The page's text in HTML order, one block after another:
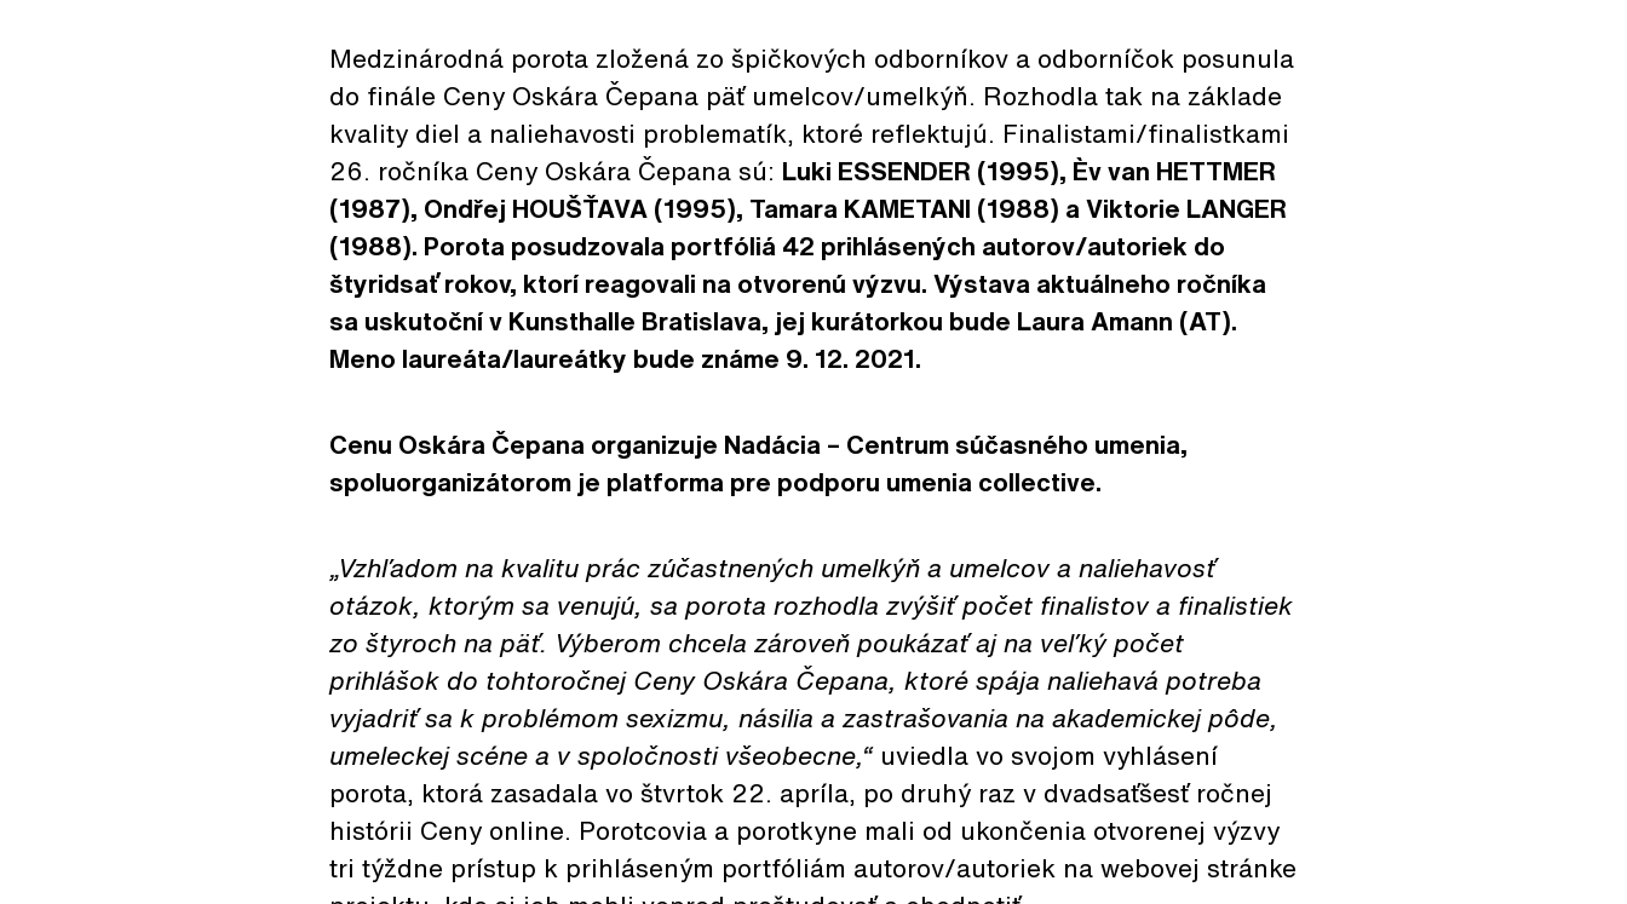
Medzinárodná porota zložená zo špičkových odborníkov a odborníčok posunula
do finále Ceny Oskára Čepana päť umelcov/umelkýň. Rozhodla tak na základe
kvality diel a naliehavosti problematík, ktoré reflektujú. Finalistami/finalistkami
26. ročníka Ceny Oskára Čepana sú: Luki ESSENDER (1995), Èv van HETTMER
(1987), Ondřej HOUŠŤAVA (1995), Tamara KAMETANI (1988) aViktorie LANGER
(1988). Porota posudzovala portfóliá 42 prihlásených autorov/autoriek do
štyridsať rokov, ktorí reagovali na otvorenú výzvu. Výstava aktuálneho ročníka
sa uskutoční v Kunsthalle Bratislava, jej kurátorkou bude Laura Amann (AT).
Meno laureáta/laureátky bude známe 9. 12. 2021.
Cenu Oskára Čepana organizuje Nadácia – Centrum súčasného umenia,
spoluorganizátorom je platforma pre podporu umenia collective.
„Vzhľadom na kvalitu prác zúčastnených umelkýň a umelcov a naliehavosť
otázok, ktorým sa venujú, sa porota rozhodla zvýšiť počet finalistov a finalistiek
zo štyroch na päť. Výberom chcela zároveň poukázať aj na veľký počet
prihlášok do tohtoročnej Ceny Oskára Čepana, ktoré spája naliehavá potreba
vyjadriť sa k problémom sexizmu, násilia a zastrašovania na akademickej pôde,
umeleckej scéne a v spoločnosti všeobecne,“uviedla vo svojom vyhlásení
porota, ktorá zasadala vo štvrtok 22. apríla, po druhý raz v dvadsaťšesť ročnej
histórii Ceny online. Porotcovia a porotkyne mali od ukončenia otvorenej výzvy
tri týždne prístup k prihláseným portfóliám autorov/autoriek na webovej stránke